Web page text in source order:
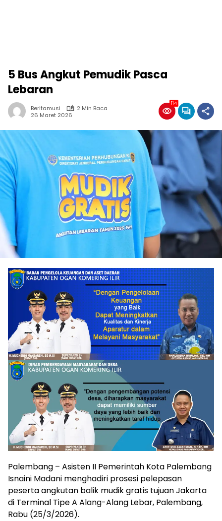
5 Bus Angkut Pemudik Pasca
Lebaran
Beritamusi
2 Min Baca
26 Maret 2026
114
Palembang – Asisten II Pemerintah Kota Palembang
Isnaini Madani menghadiri prosesi pelepasan
peserta angkutan balik mudik gratis tujuan Jakarta
di Terminal Tipe A Alang-Alang Lebar, Palembang,
Rabu (25/3/2026).